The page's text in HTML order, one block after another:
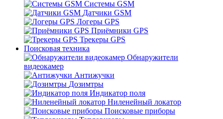
Системы GSM
Датчики GSM
Логеры GPS
Приёмники GPS
Трекеры GPS
Поисковая техника
Обнаружители
видеокамер
Антижучки
Дозимтры
Индикатор поля
Ниленейный локатор
Поисковые приборы